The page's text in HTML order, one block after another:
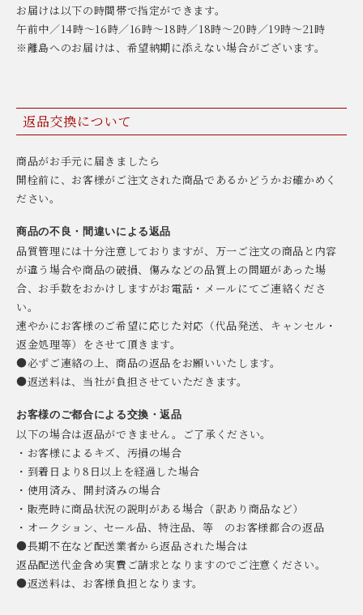
お届けは以下の時間帯で指定ができます。
午前中／14時〜16時／16時〜18時／18時〜20時／19時〜21時
※離島へのお届けは、希望納期に添えない場合がございます。
返品交換について
商品がお手元に届きましたら
開栓前に、お客様がご注文された商品であるかどうかお確かめく
ださい。
商品の不良・間違いによる返品
品質管理には十分注意しておりますが、万一ご注文の商品と内容
が違う場合や商品の破損、傷みなどの品質上の問題があった場
合、お手数をおかけしますがお電話・メールにてご連絡くださ
い。
速やかにお客様のご希望に応じた対応（代品発送、キャンセル・
返金処理等）をさせて頂きます。
●必ずご連絡の上、商品の返品をお願いいたします。
●返送料は、当社が負担させていただきます。
お客様のご都合による交換・返品
以下の場合は返品ができません。ご了承ください。
・お客様によるキズ、汚損の場合
・到着日より8日以上を経過した場合
・使用済み、開封済みの場合
・販売時に商品状況の説明がある場合（訳あり商品など）
・オークション、セール品、特注品、等 のお客様都合の返品
●長期不在など配送業者から返品された場合は
返品配送代金含め実費ご請求となりますのでご注意ください。
●返送料は、お客様負担となります。